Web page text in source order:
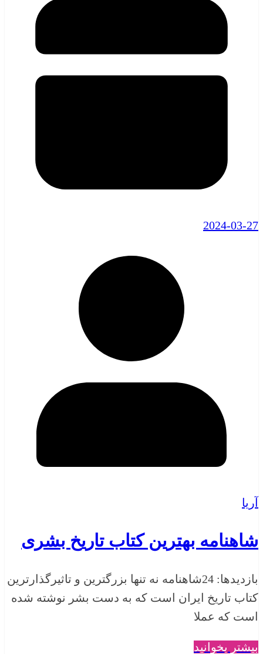
2024-03-27
آریا
شاهنامه بهترین کتاب تاریخ بشری
بازدیدها: 24شاهنامه نه تنها بزرگترین و تاثیرگذارترین
کتاب تاریخ ایران است که به دست بشر نوشته شده
است که عملا
بیشتر بخوانید